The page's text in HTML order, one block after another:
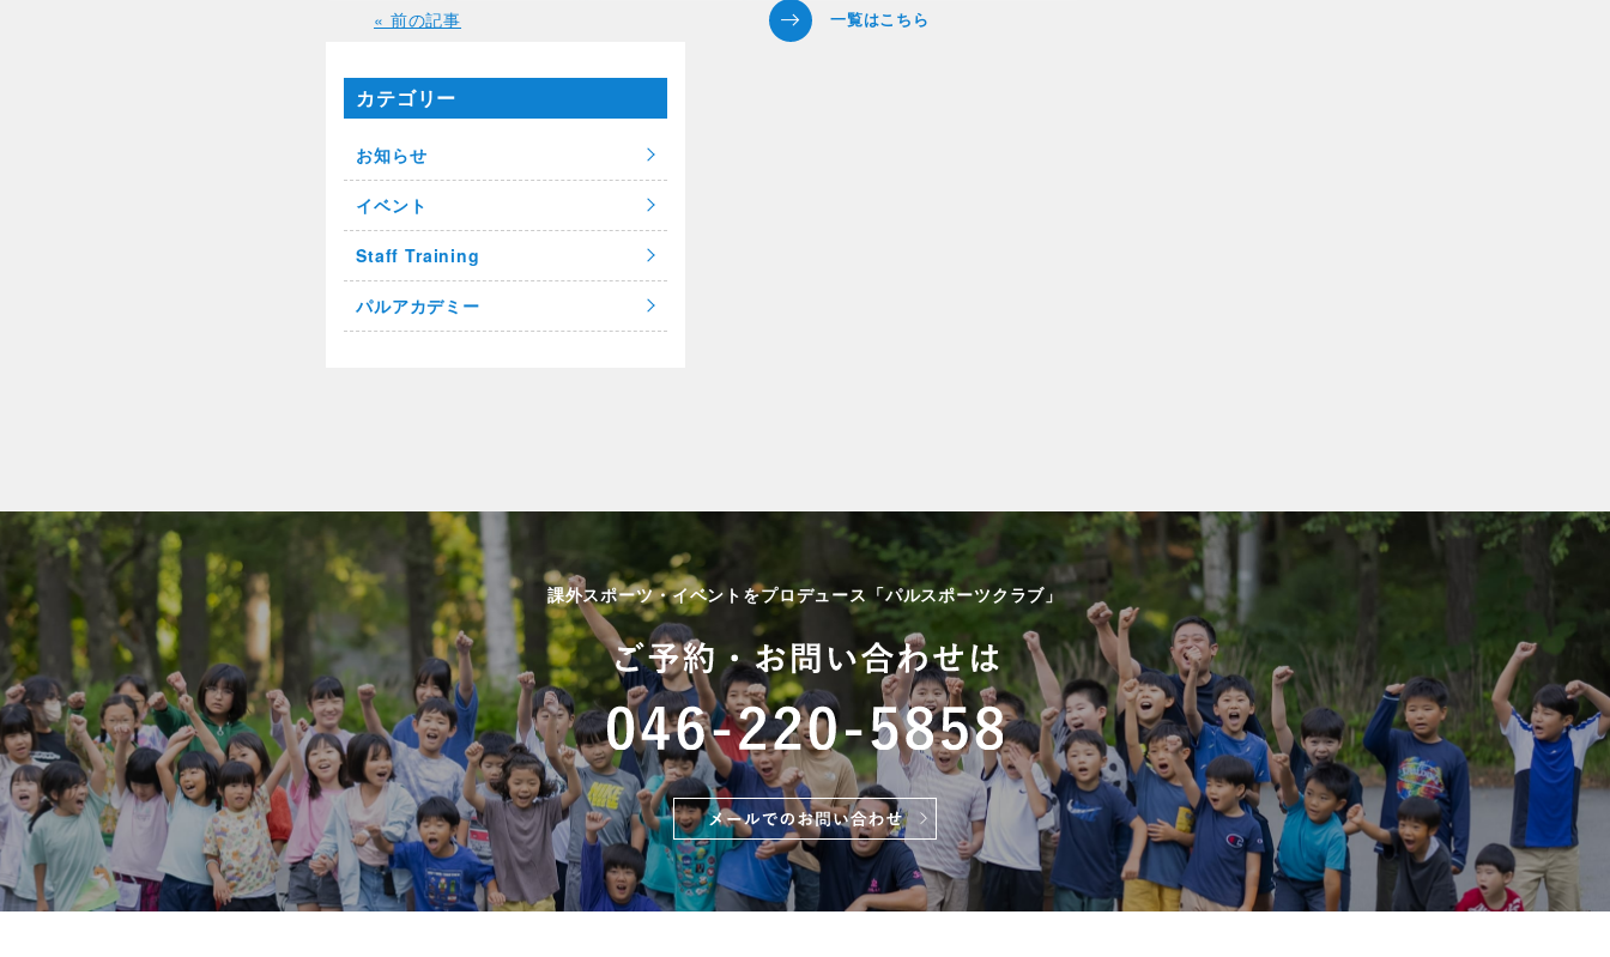
« 前の記事
カテゴリー
お知らせ
イベント
Staff Training
パルアカデミー
課外スポーツ・イベントをプロデュース「パルスポーツクラブ」